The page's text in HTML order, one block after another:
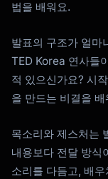
법을 배워요.
발표의 구조가 얼마
TED Korea 연사들
적 있으신가요? 시
을 만드는 비결을 배
목소리와 제스처는
내용보다 전달 방식
소리를 다듬고, 배
Kai
코스 찾기 · 도